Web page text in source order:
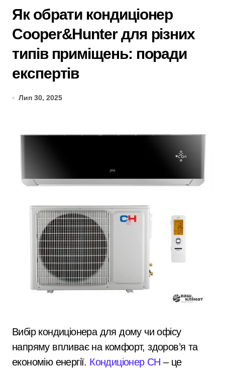
Як обрати кондиціонер
Cooper&Hunter для різних
типів приміщень: поради
експертів
Лип 30, 2025
Вибір кондиціонера для дому чи офісу
напряму впливає на комфорт, здоров’я та
економію енергії. Кондиціонер CH – це